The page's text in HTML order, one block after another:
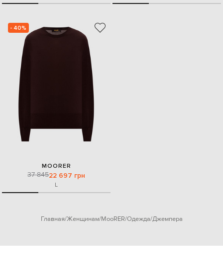
- 40%
MOORER
37 84522 697 грн
L
Главная Женщинам MooRER Одежда Джемпера